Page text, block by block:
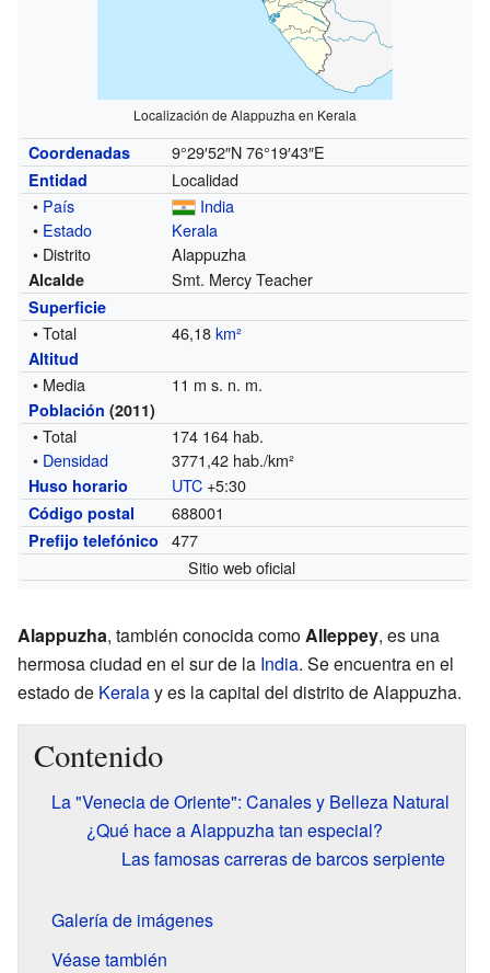
Localización de Alappuzha en Kerala
Coordenadas 9°29′52″N 76°19′43″E
Entidad
Localidad
• País
India
• Estado
Kerala
• Distrito
Alappuzha
Alcalde Smt. Mercy Teacher
Superficie
• Total 46,18km²
Altitud
• Media 11 m s. n. m.
Población (2011)
• Total
174 164 hab.
• Densidad 3771,42 hab./km²
Huso horario UTC +5:30
Código postal 688001
Prefijo telefónico
477
Sitio web oficial
Alappuzha, también conocida comoAlleppey, es una
hermosa ciudad en el sur de la India. Se encuentra en el
estado de Keralay es la capital del distrito de Alappuzha.
Contenido
La "Venecia de Oriente": Canales y Belleza Natural
¿Qué hace a Alappuzha tan especial?
Las famosas carreras de barcos serpiente
Galería de imágenes
Véase también